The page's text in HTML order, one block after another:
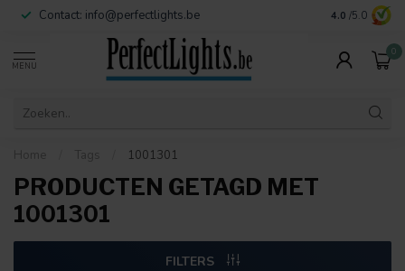
Contact: info@perfectlights.be 4.0 /5.0
MENU
0
Home Tags 1001301
PRODUCTEN GETAGD MET
1001301
FILTERS